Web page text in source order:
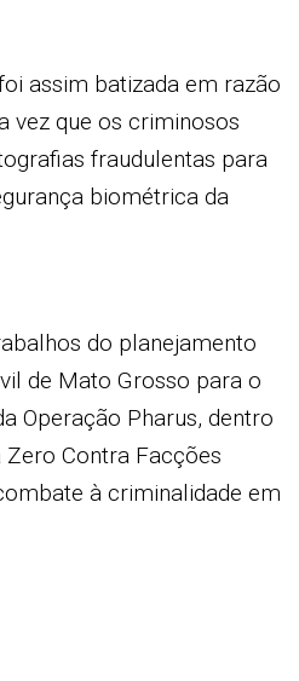
assim batizada em razão
vez que os criminosos
fraudulentas para
biométrica da
do planejamento
de Mato Grosso para o
Operação Pharus, dentro
Contra Facções
à criminalidade em